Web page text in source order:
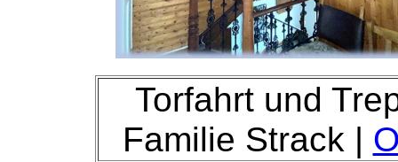
Torfahrt und
Familie Strack |